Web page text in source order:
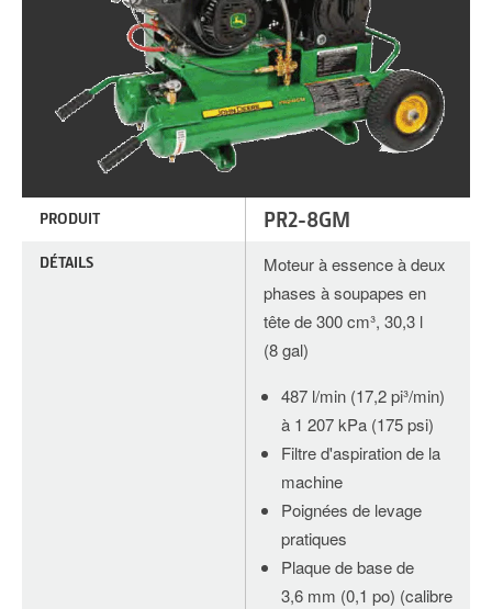
PRODUIT PR2-8GM
DÉTAILS
Moteur à essence à deux
phases à soupapes en
tête de 300 cm³, 30,3 l
(8 gal)
487 l/min (17,2 pi³/min)
à 1 207 kPa (175 psi)
Filtre d'aspiration de la
machine
Poignées de levage
pratiques
Plaque de base de
3,6 mm (0,1 po) (calibre